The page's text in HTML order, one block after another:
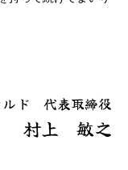
ルド 代表取締役
村上 敏之